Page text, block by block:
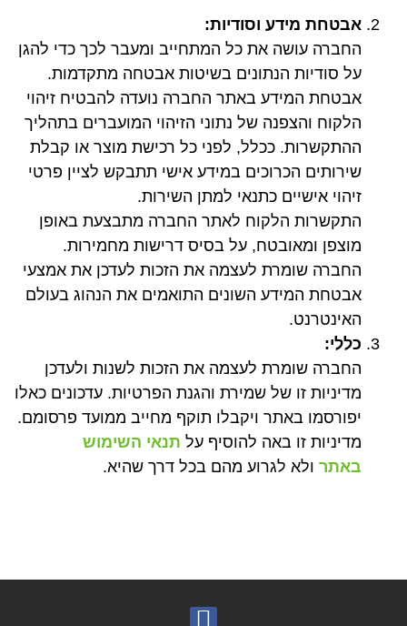
אבטחת מידע וסודיות:
החברה עושה את כל המתחייב ומעבר לכך כדי להגן
על סודיות הנתונים בשיטות אבטחה מתקדמות.
אבטחת המידע באתר החברה נועדה להבטיח זיהוי
הלקוח והצפנה של נתוני הזיהוי המועברים בתהליך
ההתקשרות. ככלל, לפני כל רכישת מוצר או קבלת
שירותים הכרוכים במידע אישי תתבקש לציין פרטי
זיהוי אישיים כתנאי למתן השירות.
התקשרות הלקוח לאתר החברה מתבצעת באופן
מוצפן ומאובטח, על בסיס דרישות מחמירות.
החברה שומרת לעצמה את הזכות לעדכן את אמצעי
אבטחת המידע השונים התואמים את הנהוג בעולם
האינטרנט.
כללי:
החברה שומרת לעצמה את הזכות לשנות ולעדכן
מדיניות זו של שמירת והגנת הפרטיות. עדכונים כאלו
יפורסמו באתר ויקבלו תוקף מחייב ממועד פרסומם.
מדיניות זו באה להוסיף על תנאי השימוש
באתר ולא לגרוע מהם בכל דרך שהיא.